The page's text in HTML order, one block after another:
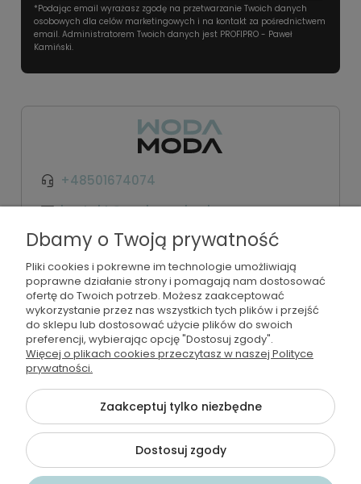
*Podając email wyrażasz zgodę na przetwarzanie Twoich danych
osobowych dla celów marketingowych i na kontakt za pośrednictwem
email. Administratorem Twoich danych jest PROFIPRO - Paweł
Kamiński.
+48501674074
kontakt@wodamoda.pl
Moje konto
Regulamin i polityka
Płatności i dostawa
©2026 Wszelkie Prawa Zastrzeżone | Wodamoda
Szablon Flex byEcommercy
Dbamy o Twoją prywatność
Pliki cookies i pokrewne im technologie umożliwiają
poprawne działanie strony i pomagają nam dostosować
ofertę do Twoich potrzeb. Możesz zaakceptować
wykorzystanie przez nas wszystkich tych plików i przejść
do sklepu lub dostosować użycie plików do swoich
preferencji, wybierając opcję "Dostosuj zgody".
Więcej o plikach cookies przeczytasz w naszej Polityce
prywatności.
Zaakceptuj tylko niezbędne
Dostosuj zgody